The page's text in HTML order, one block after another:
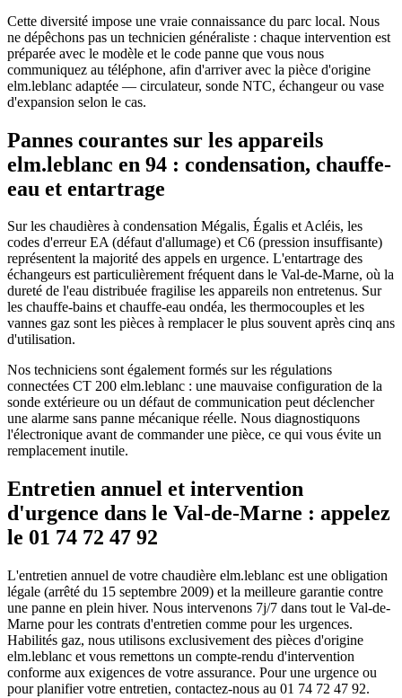
Cette diversité impose une vraie connaissance du parc local. Nous
ne dépêchons pas un technicien généraliste : chaque intervention est
préparée avec le modèle et le code panne que vous nous
communiquez au téléphone, afin d'arriver avec la pièce d'origine
elm.leblanc adaptée — circulateur, sonde NTC, échangeur ou vase
d'expansion selon le cas.
Pannes courantes sur les appareils
elm.leblanc en 94 : condensation, chauffe-
eau et entartrage
Sur les chaudières à condensation Mégalis, Égalis et Acléis, les
codes d'erreur EA (défaut d'allumage) et C6 (pression insuffisante)
représentent la majorité des appels en urgence. L'entartrage des
échangeurs est particulièrement fréquent dans le Val-de-Marne, où la
dureté de l'eau distribuée fragilise les appareils non entretenus. Sur
les chauffe-bains et chauffe-eau ondéa, les thermocouples et les
vannes gaz sont les pièces à remplacer le plus souvent après cinq ans
d'utilisation.
Nos techniciens sont également formés sur les régulations
connectées CT 200 elm.leblanc : une mauvaise configuration de la
sonde extérieure ou un défaut de communication peut déclencher
une alarme sans panne mécanique réelle. Nous diagnostiquons
l'électronique avant de commander une pièce, ce qui vous évite un
remplacement inutile.
Entretien annuel et intervention
d'urgence dans le Val-de-Marne : appelez
le 01 74 72 47 92
L'entretien annuel de votre chaudière elm.leblanc est une obligation
légale (arrêté du 15 septembre 2009) et la meilleure garantie contre
une panne en plein hiver. Nous intervenons 7j/7 dans tout le Val-de-
Marne pour les contrats d'entretien comme pour les urgences.
Habilités gaz, nous utilisons exclusivement des pièces d'origine
elm.leblanc et vous remettons un compte-rendu d'intervention
conforme aux exigences de votre assurance. Pour une urgence ou
pour planifier votre entretien, contactez-nous au 01 74 72 47 92.